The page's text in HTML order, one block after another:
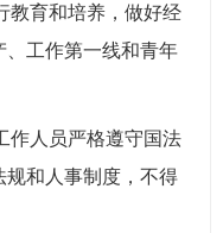
育和培养，做好经
、工作第一线和青年
人员严格遵守国法
规和人事制度，不得